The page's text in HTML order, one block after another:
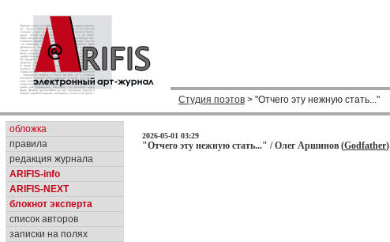
Студия поэтов > "Отчего эту нежную стать..."
обложка
правила
редакция журнала
ARIFIS-info
ARIFIS-NEXT
блокнот эксперта
список авторов
записки на полях
2026-05-01 03:29
"Отчего эту нежную стать..." / Олег Аршинов (Godfather)